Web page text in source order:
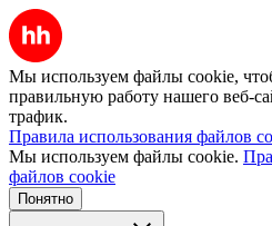
Мы используем файлы cookie,
правильную работу нашего веб-
трафик.
Правила использования файлов
Мы используем файлы cookie.
файлов cookie
Понятно